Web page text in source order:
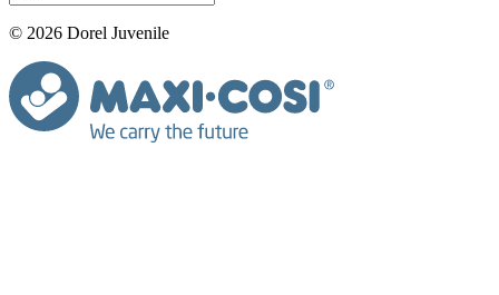
© 2026 Dorel Juvenile